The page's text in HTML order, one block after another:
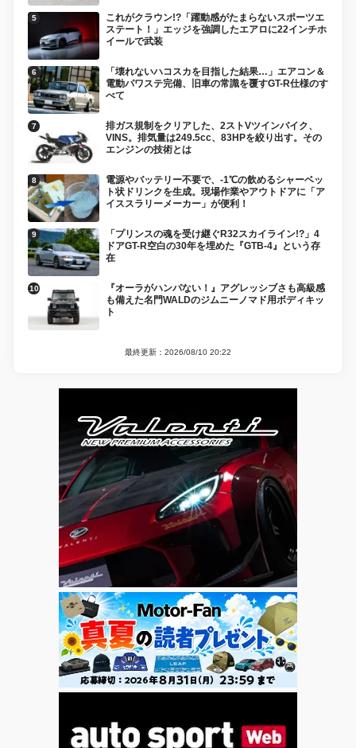
これがクラウン!?「躍動感がたまらないスポーツエ
ステート！」エッジを強調したエアロに22インチホ
イールで武装
「壊れないハコスカを目指した結果…」エアコン＆
電動パワステ完備、旧車の常識を覆すGT-R仕様のす
べて
排ガス規制をクリアした、2ストVツインバイク、
VINS。排気量は249.5cc、83HPを絞り出す。その
エンジンの技術とは
電源やバッテリー不要で、-1℃の飲めるシャーベッ
ト状ドリンクを生成。現場作業やアウトドアに「ア
イススラリーメーカー」が便利！
「プリンスの魂を受け継ぐR32スカイライン!?」4
ドアGT-R空白の30年を埋めた『GTB-4』という存
在
『オーラがハンパない！』アグレッシブさも高級感
も備えた名門WALDのジムニーノマド用ボディキッ
ト
最終更新：2026/08/10 20:22